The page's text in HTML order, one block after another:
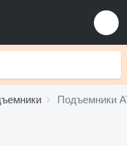
Подъемники